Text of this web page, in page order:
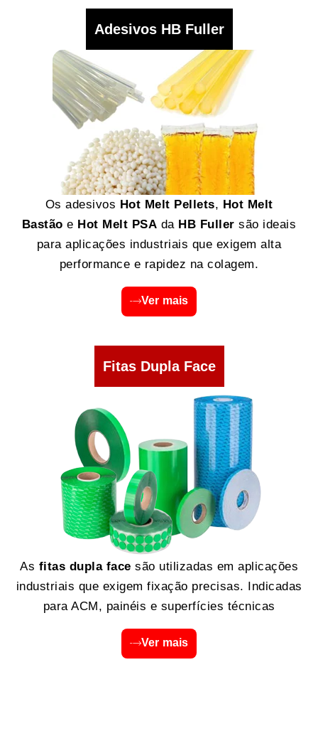
Adesivos HB Fuller
Os adesivos Hot Melt Pellets, Hot Melt
Bastão e Hot Melt PSA da HB Fuller são ideais
para aplicações industriais que exigem alta
performance e rapidez na colagem.
Ver mais
Fitas Dupla Face
As fitas dupla face são utilizadas em aplicações
industriais que exigem fixação precisas. Indicadas
para ACM, painéis e superfícies técnicas
Ver mais